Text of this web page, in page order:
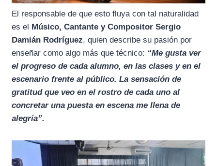
El responsable de que esto fluya con tal naturalidad
es el Músico, Cantante y Compositor Sergio
Damián Rodríguez, quien describe su pasión por
enseñar como algo más que técnico: “Me gusta ver
el progreso de cada alumno, en las clases y en el
escenario frente al público. La sensación de
gratitud que veo en el rostro de cada uno al
concretar una puesta en escena me llena de
alegría”.